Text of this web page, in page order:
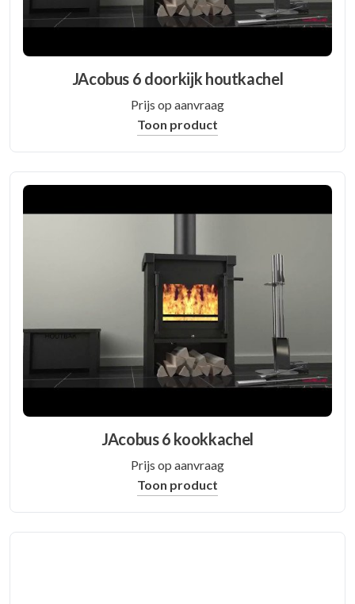
JAcobus 6 doorkijk houtkachel
Prijs op aanvraag
Toon product
JAcobus 6 kookkachel
Prijs op aanvraag
Toon product